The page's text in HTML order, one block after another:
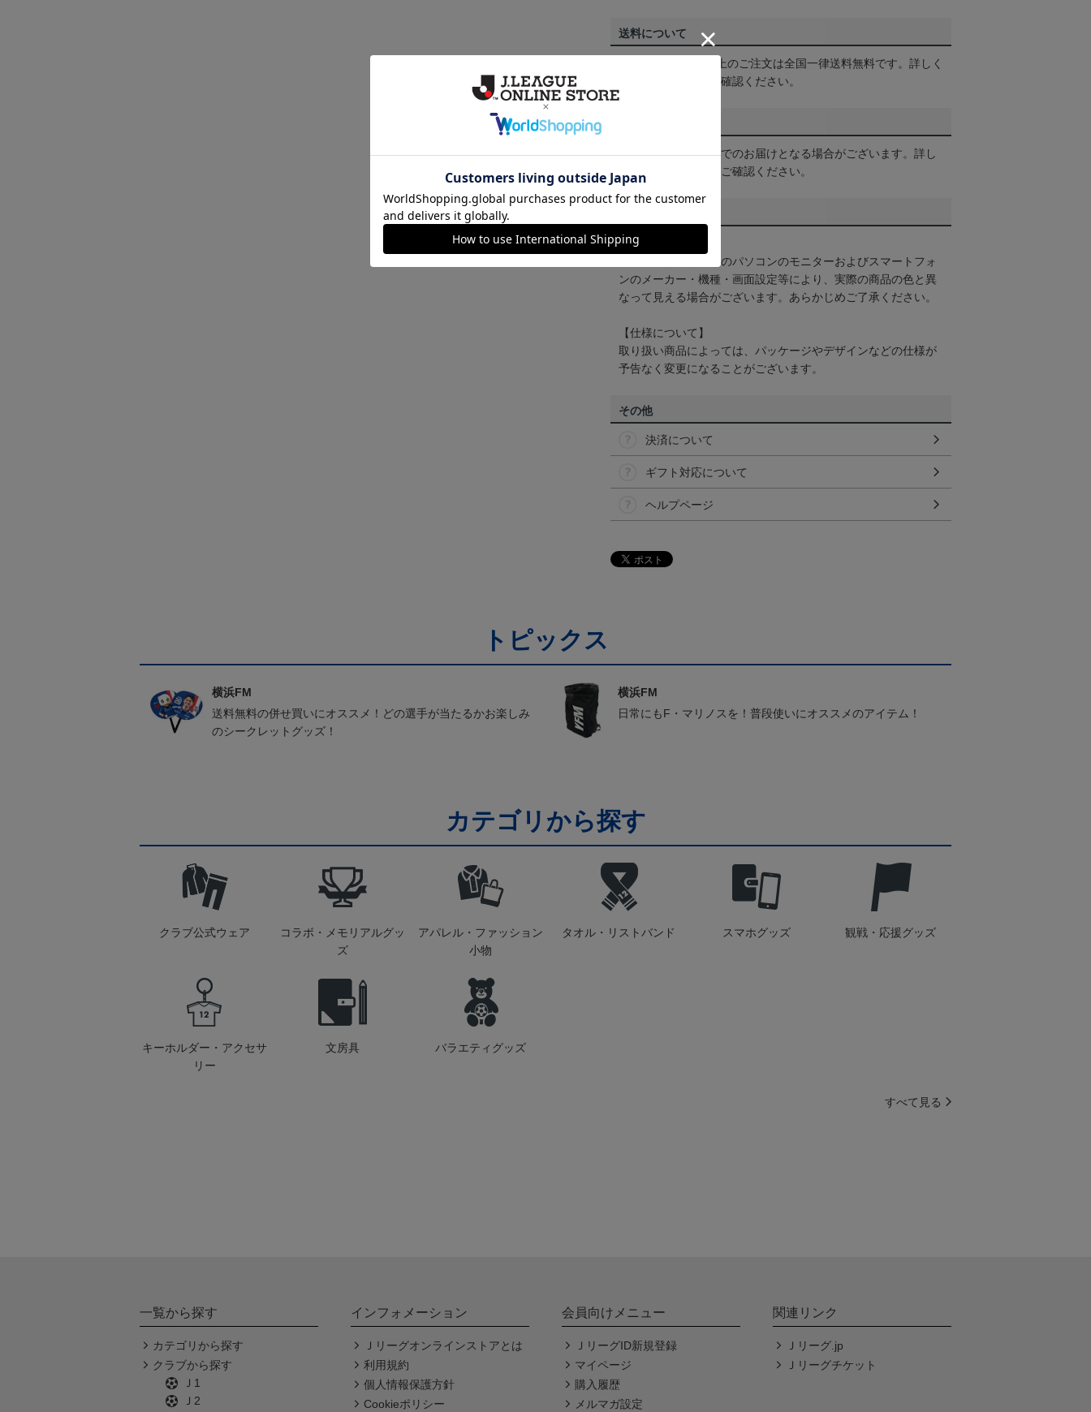
送料について
3,980円（税込）以上のご注文は全国一律送料無料です。詳しく
をご確認ください。
一部商品はメール便でのお届けとなる場合がございます。詳し
をご確認ください。
【カラーについて】
商品画像は、お使いのパソコンのモニターおよびスマートフォ
ンのメーカー・機種・画面設定等により、実際の商品の色と異
なって見える場合がございます。あらかじめご了承ください。
【仕様について】
取り扱い商品によっては、パッケージやデザインなどの仕様が
予告なく変更になることがございます。
その他
決済について
ギフト対応について
ヘルプページ
トピックス
横浜FM
送料無料の併せ買いにオススメ！どの選手が当たるかお楽しみ
のシークレットグッズ！
横浜FM
日常にもF・マリノスを！普段使いにオススメのアイテム！
カテゴリから探す
クラブ公式ウェア
コラボ・メモリアルグッ
ズ
アパレル・ファッション
小物
タオル・リストバンド スマホグッズ 観戦・応援グッズ
キーホルダー・アクセサ
リー
文房具 バラエティグッズ
すべて見る
一覧から探す
カテゴリから探す
クラブから探す
Ｊ1
Ｊ2
インフォメーション
Ｊリーグオンラインストアとは
利用規約
個人情報保護方針
Cookieポリシー
会員向けメニュー
ＪリーグID新規登録
マイページ
購入履歴
メルマガ設定
関連リンク
Ｊリーグ.jp
Ｊリーグチケット